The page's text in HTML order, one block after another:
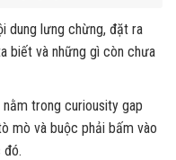
dung lưng chừng, đặt ra
biết và những gì còn chưa
trong curiousity gap
mò và buộc phải bấm vào
đó.